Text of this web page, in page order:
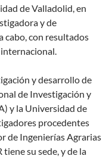
de Valladolid, en
y de
cabo, con resultados
y desarrollo de
de Investigación y
y la Universidad de
procedentes
de Ingenierías Agrarias
su sede, y de la